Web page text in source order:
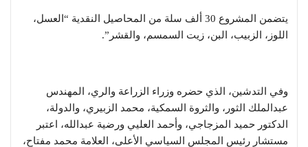
يتضمن المشروع 30 ألف سلة من المحاصيل النقدية “العسل،
اللوز، الزبيب، البن، زيت السمسم، والقشر”.
وفي التدشين، الذي حضره وزراء الزراعة والري، المهندس
عبدالملك الثور، والثروة السمكية، محمد الزبيري، والدولة،
الدكتور حميد المزجاجي، وأحمد العليي ورضية عبدالله، اعتبر
مستشار رئيس المجلس السياسي الأعلى، العلامة محمد مفتاح،